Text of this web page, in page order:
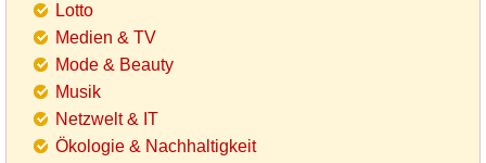
Lotto
Medien & TV
Mode & Beauty
Musik
Netzwelt & IT
Ökologie & Nachhaltigkeit